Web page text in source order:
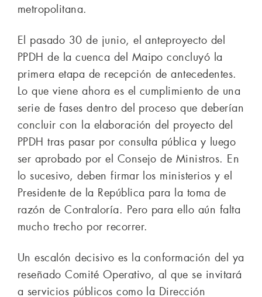
metropolitana.
El pasado 30 de junio, el anteproyecto del
PPDH de la cuenca del Maipo concluyó la
primera etapa de recepción de antecedentes.
Lo que viene ahora es el cumplimiento de una
serie de fases dentro del proceso que deberían
concluir con la elaboración del proyecto del
PPDH tras pasar por consulta pública y luego
ser aprobado por el Consejo de Ministros. En
lo sucesivo, deben firmar los ministerios y el
Presidente de la República para la toma de
razón de Contraloría. Pero para ello aún falta
mucho trecho por recorrer.
Un escalón decisivo es la conformación del ya
reseñado Comité Operativo, al que se invitará
a servicios públicos como la Dirección